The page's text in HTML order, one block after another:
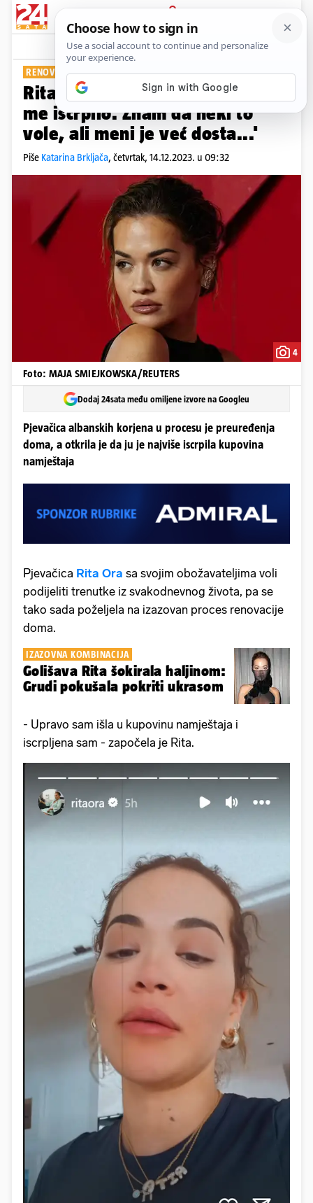
PRIJAVA
Show Komentari
RENOVIRA DOM
Rita Ora u problemima: 'Ovo
me iscrpilo. Znam da neki to
vole, ali meni je već dosta...'
Piše Katarina Brkljača, četvrtak, 14.12.2023. u 09:32
4
Foto: MAJA SMIEJKOWSKA/REUTERS
Dodaj 24sata među omiljene izvore na Googleu
Pjevačica albanskih korjena u procesu je preuređenja
doma, a otkrila je da ju je najviše iscrpila kupovina
namještaja
Pjevačica Rita Ora sa svojim obožavateljima voli
podijeliti trenutke iz svakodnevnog života, pa se
tako sada poželjela na izazovan proces renovacije
doma.
IZAZOVNA KOMBINACIJA
Golišava Rita šokirala haljinom:
Grudi pokušala pokriti ukrasom
- Upravo sam išla u kupovinu namještaja i
iscrpljena sam - započela je Rita.